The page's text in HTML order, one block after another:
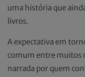
uma história que
livros.
A expectativa em
comum entre muitos
narrada por quem